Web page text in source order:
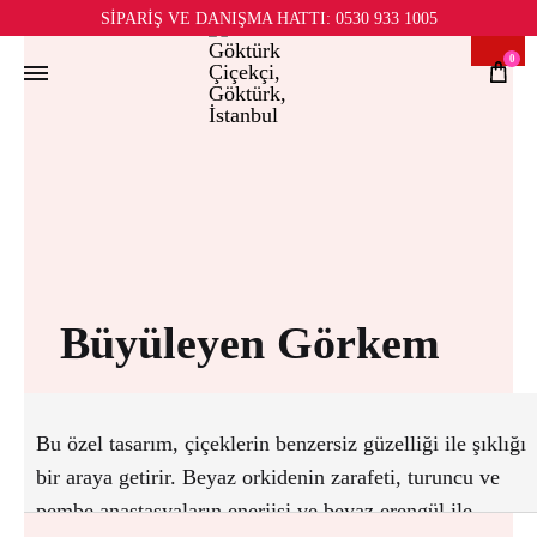
SİPARİŞ VE DANIŞMA HATTI: 0530 933 1005
0
Büyüleyen Görkem
Bu özel tasarım, çiçeklerin benzersiz güzelliği ile şıklığı
bir araya getirir. Beyaz orkidenin zarafeti, turuncu ve
pembe anastasyaların enerjisi ve beyaz erengül ile